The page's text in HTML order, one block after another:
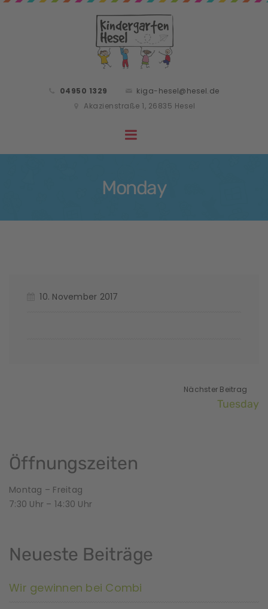
04950 1329
kiga-hesel@hesel.de
Akazienstraße 1, 26835 Hesel
Monday
10. November 2017
Nächster Beitrag
Tuesday
Öffnungszeiten
Montag – Freitag
7:30 Uhr – 14:30 Uhr
Neueste Beiträge
Wir gewinnen bei Combi